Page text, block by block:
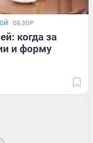
ОБЗОР
когда за
и форму